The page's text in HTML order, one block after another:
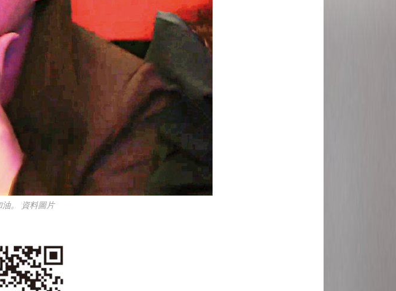
油。 資料圖片